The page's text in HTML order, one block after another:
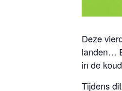
Deze
landen…
in de
Tijdens